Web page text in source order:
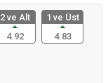
2 ve Alt
4.92
1 ve Üst
4.83